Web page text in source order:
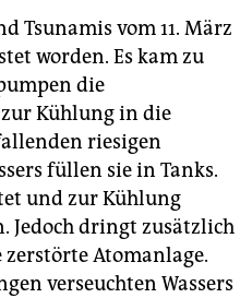
Tsunamis vom 11. März
worden. Es kam zu
die
Kühlung in die
riesigen
füllen sie in Tanks.
und zur Kühlung
Jedoch dringt zusätzlich
Atomanlage.
verseuchten Wassers